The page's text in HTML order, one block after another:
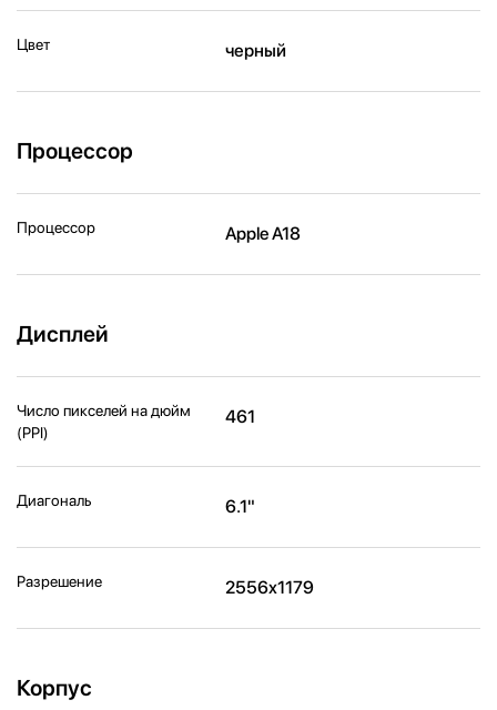
Цвет черный
Процессор
Процессор Apple A18
Дисплей
Число пикселей на дюйм
(PPI)
461
Диагональ 6.1"
Разрешение 2556x1179
Корпус